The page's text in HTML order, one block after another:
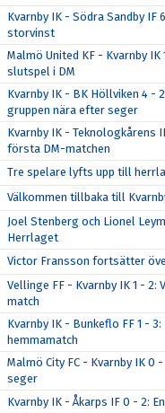
Kvarnby IK - Södra Sandby IF
storvinst
Malmö United KF - Kvarnby IK
slutspel i DM
Kvarnby IK - BK Höllviken 4 -
gruppen nära efter seger
Kvarnby IK - Teknologkårens
första DM-matchen
Tre spelare lyfts upp till
Välkommen tillbaka till
Joel Stenberg och Lionel
Herrlaget
Victor Fransson fortsätter
Vellinge FF - Kvarnby IK 1 -
match
Kvarnby IK - Bunkeflo FF 1 -
hemmamatch
Malmö City FC - Kvarnby IK 0
seger
Kvarnby IK - Åkarps IF 0 - 2: